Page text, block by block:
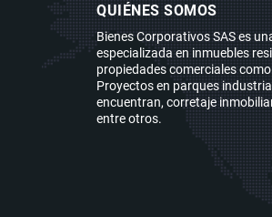
QUIÉNES SOMOS
Bienes Corporativos SAS es
especializada en inmuebles
propiedades comerciales
Proyectos en parques
encuentran, corretaje
entre otros.